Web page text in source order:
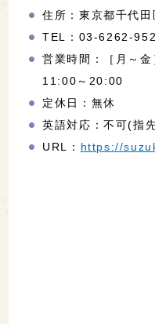
住所：東京都千代
TEL：03-6262-
営業時間：［月～
11:00～20:00
定休日：無休
英語対応：不可(指
URL： https://